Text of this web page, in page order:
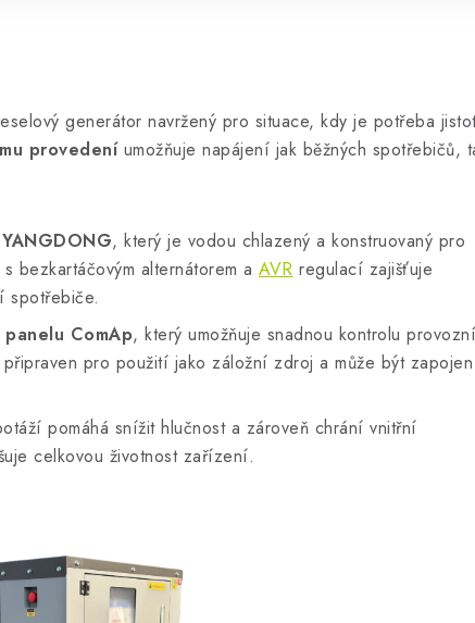
generátor navržený pro situace, kdy je potřeba
provedeníumožňuje napájení jak běžných spotřebičů,
, který je vodou chlazený a konstruovaný pro
bezkartáčovým alternátorem a AVR regulací zajišťuje
spotřebiče.
ComAp, který umožňuje snadnou kontrolu
pro použití jako záložní zdroj a může být
pomáhá snížit hlučnost a zároveň chrání vnitřní
celkovou životnost zařízení.